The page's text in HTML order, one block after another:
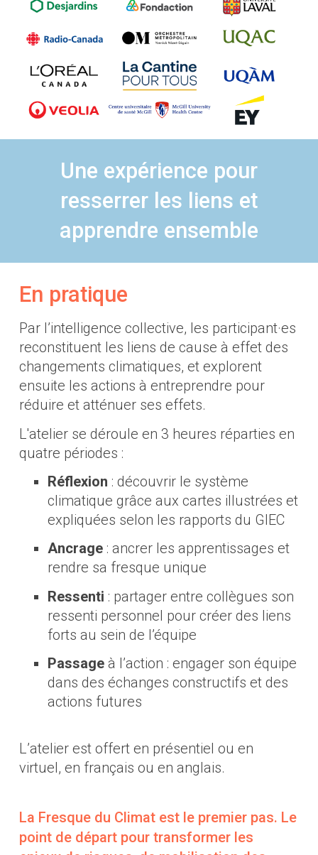
Une expérience pour
resserrer les liens et
apprendre ensemble
En pratique
Par l’intelligence collective, les participant·es
reconstituent les liens de cause à effet des
changements climatiques, et explorent
ensuite les actions à entreprendre pour
réduire et atténuer ses effets.
L'atelier se déroule en 3 heures réparties en
quatre périodes :
Réflexion : découvrir le système
climatique grâce aux cartes illustrées et
expliquées selon les rapports du GIEC
Ancrage : ancrer les apprentissages et
rendre sa fresque unique
Ressenti : partager entre collègues son
ressenti personnel pour créer des liens
forts au sein de l’équipe
Passage à l’action : engager son équipe
dans des échanges constructifs et des
actions futures
L’atelier est offert en présentiel ou en
virtuel, en français ou en anglais.
La Fresque du Climat est le premier pas. Le
point de départ pour transformer les